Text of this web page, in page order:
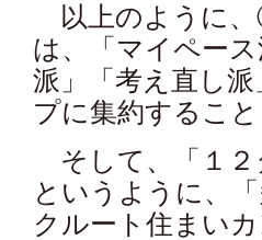
以上のように
は、「マイペー
派」「考え直し
プに集約すること
そして、「１２
というように、
クルート住まい